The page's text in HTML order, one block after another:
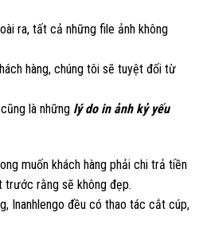
ra, tất cả những file ảnh không
hàng, chúng tôi sẽ tuyệt đối từ
là những lý do in ảnh kỷ yếu
muốn khách hàng phải chi trả tiền
trước rằng sẽ không đẹp.
Inanhlengo đều có thao tác cắt cúp,